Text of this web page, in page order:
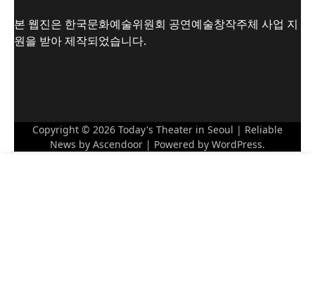
본 웹진은 한국문화예술위원회 공연예술창작주체 사업 지
원을 받아 제작되었습니다.
Copyright © 2026 Today's Theater in Seoul | Reliable
News by Ascendoor | Powered by WordPress.